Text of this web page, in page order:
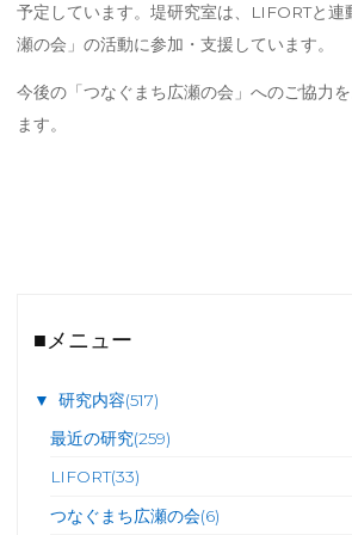
予定しています。堤研究室は、LIFORTと連
瀬の会」の活動に参加・支援しています。
今後の「つなぐまち広瀬の会」へのご協力
ます。
■メニュー
▼ 研究内容(517)
最近の研究(259)
LIFORT(33)
つなぐまち広瀬の会(6)